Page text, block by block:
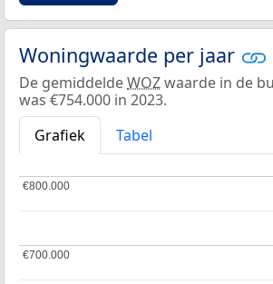
Woningwaarde per jaar
De gemiddeldeWOZwaarde in de
was €754.000 in 2023.
Grafiek
Tabel
€700.000
€700.000
€800.000
€800.000